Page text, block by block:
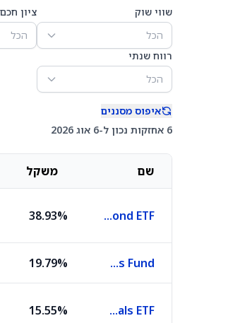
שווי שוק
הכל
ציון חכם
הכל
רווח שנתי
הכל
איפוס מסננים
6 אחזקות נכון ל-6 אוג 2026
שם משקל
iShares 0-3 Month Treasury Bond ETF
38.93%
First American Funds Inc X Treasury Obligations Fund
19.79%
iShares U.S. Pharmaceuticals ETF
15.55%